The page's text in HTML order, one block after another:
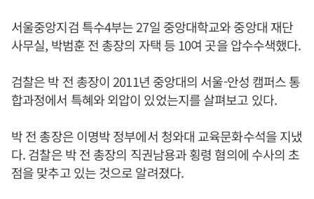
서울중앙지검 특수4부는 27일 중앙대학교와 중앙대 재단
사무실, 박범훈 전 총장의 자택 등 10여 곳을 압수수색했다.
검찰은 박 전 총장이 2011년 중앙대의 서울-안성 캠퍼스 통
합과정에서 특혜와 외압이 있었는지를 살펴보고 있다.
박 전 총장은 이명박 정부에서 청와대 교육문화수석을 지냈
다. 검찰은 박 전 총장의 직권남용과 횡령 혐의에 수사의 초
점을 맞추고 있는 것으로 알려졌다.